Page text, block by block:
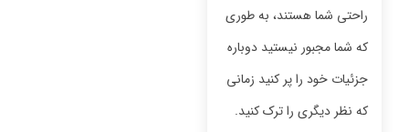
راحتی شما هستند، به طوری
که شما مجبور نیستید دوباره
جزئیات خود را پر کنید زمانی
که نظر دیگری را ترک کنید.